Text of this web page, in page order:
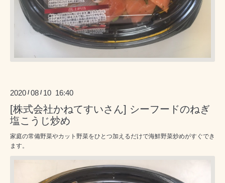
2020 /08 / 10 16:40
[株式会社かねてすいさん] シーフードのねぎ
塩こうじ炒め
家庭の常備野菜やカット野菜をひとつ加えるだけで海鮮野菜炒めがすぐでき
ます。